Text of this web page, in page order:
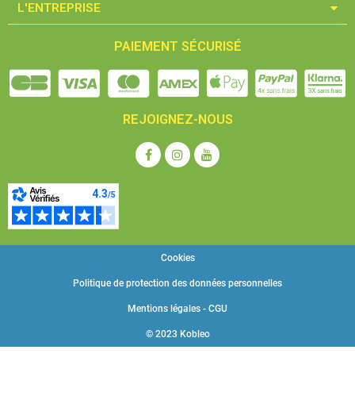
L'ENTREPRISE​
PAIEMENT SÉCURISÉ
REJOIGNEZ-NOUS
© 2023 Kobleo
Mentions légales - CGU
Politique de protection des données personnelles
Cookies